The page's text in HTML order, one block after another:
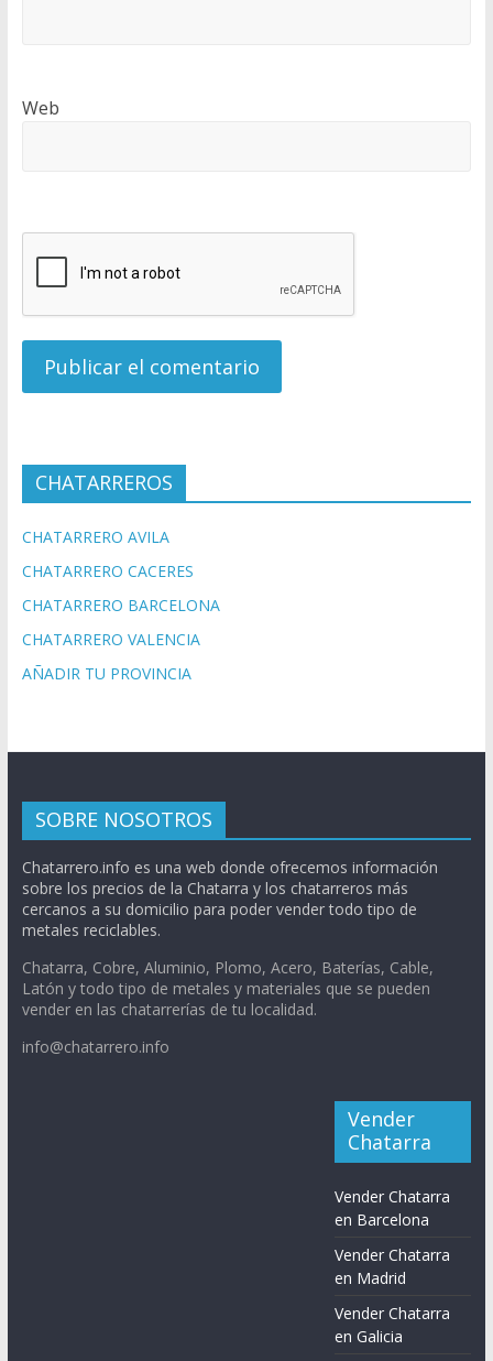
Web
CHATARREROS
CHATARRERO AVILA
CHATARRERO CACERES
CHATARRERO BARCELONA
CHATARRERO VALENCIA
AÑADIR TU PROVINCIA
SOBRE NOSOTROS
Chatarrero.info es una web donde ofrecemos información
sobre los precios de la Chatarra y los chatarreros más
cercanos a su domicilio para poder vender todo tipo de
metales reciclables.
Chatarra, Cobre, Aluminio, Plomo, Acero, Baterías, Cable,
Latón y todo tipo de metales y materiales que se pueden
vender en las chatarrerías de tu localidad.
info@chatarrero.info
Vender
Chatarra
Vender Chatarra
en Barcelona
Vender Chatarra
en Madrid
Vender Chatarra
en Galicia